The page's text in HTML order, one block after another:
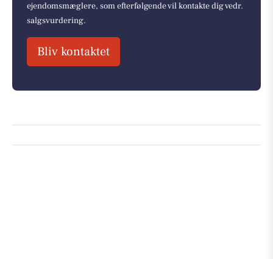
ejendomsmæglere, som efterfølgende vil kontakte dig vedr.
salgsvurdering.
Bliv kontaktet